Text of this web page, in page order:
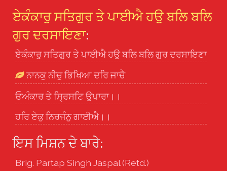
ਏਕੰਕਾਰੁ ਸਤਿਗੁਰ ਤੇ ਪਾਈਐ ਹਉ ਬਲਿ ਬਲਿ
ਗੁਰ ਦਰਸਾਇਣਾ:
ਏਕੰਕਾਰੁ ਸਤਿਗੁਰ ਤੇ ਪਾਈਐ ਹਉ ਬਲਿ ਬਲਿ ਗੁਰ ਦਰਸਾਇਣਾ
ਨਾਨਕੁ ਨੀਚੁ ਭਿਖਿਆ ਦਰਿ ਜਾਚੈ
ਓਅੰਕਾਰ ਤੇ ਸ੍ਰਿਸਟਿ ਉਪਾਰਾ।।
ਹਰਿ ਏਕੁ ਨਿਰਜੰਨੁ ਗਾਈਐ।।
ਇਸ ਮਿਸ਼ਨ ਦੇ ਬਾਰੇ:
Brig. Partap Singh Jaspal (Retd.)